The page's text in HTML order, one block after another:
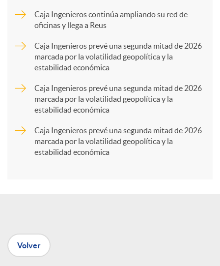
p
a
n
Caja Ingenieros continúa ampliando su red de
oficinas y llega a Reus
Caja Ingenieros prevé una segunda mitad de 2026
marcada por la volatilidad geopolítica y la
estabilidad económica
Caja Ingenieros prevé una segunda mitad de 2026
marcada por la volatilidad geopolítica y la
estabilidad económica
Caja Ingenieros prevé una segunda mitad de 2026
marcada por la volatilidad geopolítica y la
estabilidad económica
Volver